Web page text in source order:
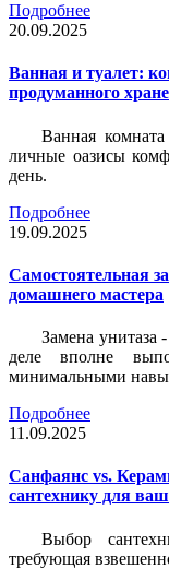
Подробнее
20.09.2025
Ванная и туалет:
продуманного
Ванная
личные оазисы
день.
Подробнее
19.09.2025
Самостоятельная
домашнего мастера
Замена унитаза
деле вполне
минимальными
Подробнее
11.09.2025
Санфаянс vs.
сантехнику для
Выбор
требующая